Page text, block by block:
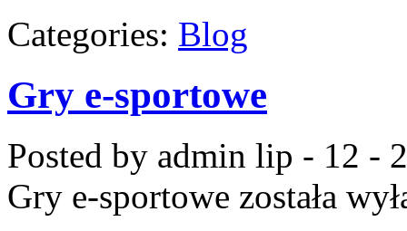
Categories: Blog
Gry e-sportowe
Posted by admin lip - 12 -
Gry e-sportowe została